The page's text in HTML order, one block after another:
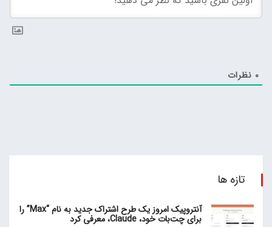
0 نظرات
تازه ها
آنتروپیک امروز یک طرح اشتراک جدید به نام “Max” را
برای چت‌بات خود، Claude، معرفی کرد